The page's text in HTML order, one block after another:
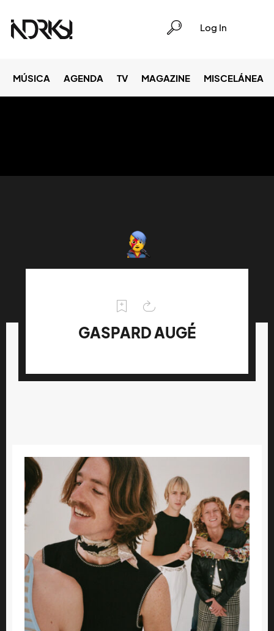
Log In
MÚSICA AGENDA TV MAGAZINE MISCELÁNEA
GASPARD AUGÉ